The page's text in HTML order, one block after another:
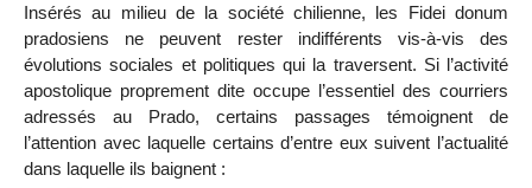
Insérés au milieu de la société chilienne, les Fidei donum
pradosiens ne peuvent rester indifférents vis-à-vis des
évolutions sociales et politiques qui la traversent. Si l’activité
apostolique proprement dite occupe l’essentiel des courriers
adressés au Prado, certains passages témoignent de
l’attention avec laquelle certains d’entre eux suivent l’actualité
dans laquelle ils baignent :